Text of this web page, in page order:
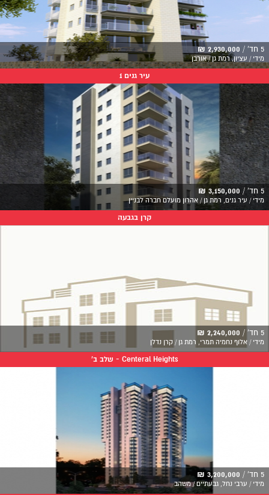
5 חד' / 2,930,000 ₪
מידי / עציון, רמת גן / אורבן
עיר גנים 1
5 חד' / 3,150,000 ₪
מידי / עיר גנים, רמת גן / אהרון מועלם חברה לבניין
קרן בגבעה
5 חד' / 2,240,000 ₪
מידי / אלוף נחמיה תמרי, רמת גן / קרן נדלן
Centeral Heights - שלב ב'
5 חד' / 3,200,000 ₪
מידי / ערבי נחל, גבעתיים / משהב